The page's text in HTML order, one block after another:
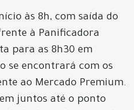
às 8h, com saída do
à Panificadora
para as 8h30 em
se encontrará com os
ao Mercado Premium.
juntos até o ponto